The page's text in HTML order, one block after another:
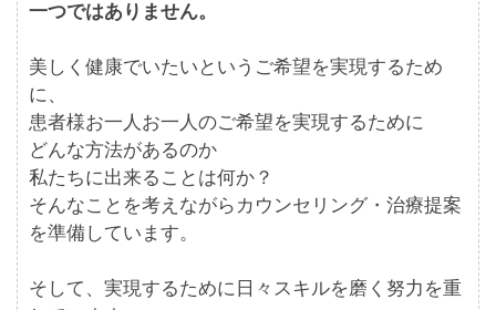
一つではありません。
美しく健康でいたいというご希望を実現するため
に、
患者様お一人お一人のご希望を実現するために
どんな方法があるのか
私たちに出来ることは何か？
そんなことを考えながらカウンセリング・治療提案
を準備しています。
そして、実現するために日々スキルを磨く努力を重